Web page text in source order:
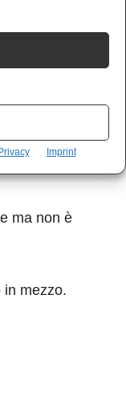
Imprint
che può.
giocabile.
ma non è
in mezzo.